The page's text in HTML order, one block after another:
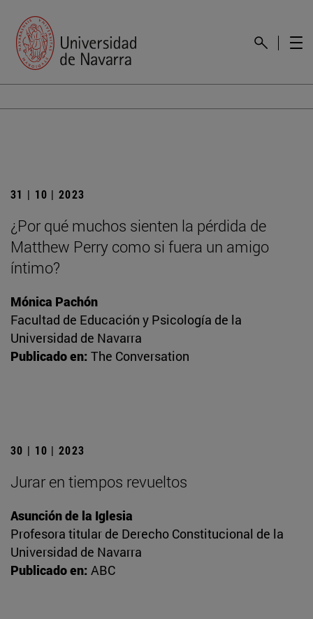
31 | 10 | 2023
¿Por qué muchos sienten la pérdida de
Matthew Perry como si fuera un amigo
íntimo?
Mónica Pachón
Facultad de Educación y Psicología de la
Universidad de Navarra
Publicado en: The Conversation
30 | 10 | 2023
Jurar en tiempos revueltos
Asunción de la Iglesia
Profesora titular de Derecho Constitucional de la
Universidad de Navarra
Publicado en: ABC